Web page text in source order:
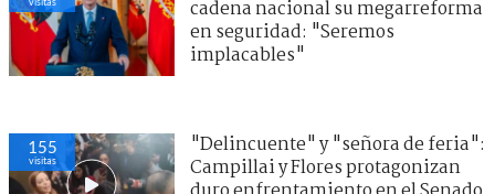
cadena nacional su megarreforma
en seguridad: "Seremos
implacables"
155
visitas
"Delincuente" y "señora de feria":
Campillai y Flores protagonizan